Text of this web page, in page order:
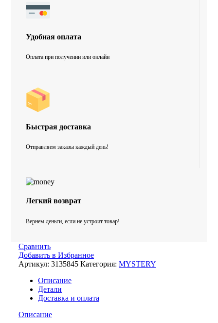
Удобная оплата
Оплата при получении или онлайн
Быстрая доставка
Отправляем заказы каждый день!
Легкий возврат
Вернем деньги, если не устроит товар!
Сравнить
Добавить в Избранное
Артикул: 3135845 Категория: MYSTERY
Описание
Детали
Доставка и оплата
Описание